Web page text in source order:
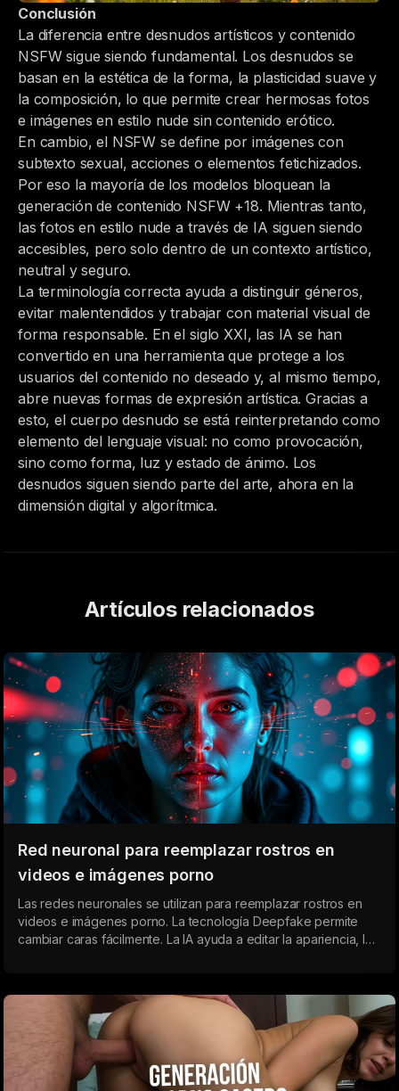
Conclusión
La diferencia entre desnudos artísticos y contenido
NSFW sigue siendo fundamental. Los desnudos se
basan en la estética de la forma, la plasticidad suave y
la composición, lo que permite crear hermosas fotos
e imágenes en estilo nude sin contenido erótico.
En cambio, el NSFW se define por imágenes con
subtexto sexual, acciones o elementos fetichizados.
Por eso la mayoría de los modelos bloquean la
generación de contenido NSFW +18. Mientras tanto,
las fotos en estilo nude a través de IA siguen siendo
accesibles, pero solo dentro de un contexto artístico,
neutral y seguro.
La terminología correcta ayuda a distinguir géneros,
evitar malentendidos y trabajar con material visual de
forma responsable. En el siglo XXI, las IA se han
convertido en una herramienta que protege a los
usuarios del contenido no deseado y, al mismo tiempo,
abre nuevas formas de expresión artística. Gracias a
esto, el cuerpo desnudo se está reinterpretando como
elemento del lenguaje visual: no como provocación,
sino como forma, luz y estado de ánimo. Los
desnudos siguen siendo parte del arte, ahora en la
dimensión digital y algorítmica.
Artículos relacionados
Red neuronal para reemplazar rostros en
videos e imágenes porno
Las redes neuronales se utilizan para reemplazar rostros en
videos e imágenes porno. La tecnología Deepfake permite
cambiar caras fácilmente. La IA ayuda a editar la apariencia, las